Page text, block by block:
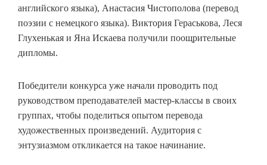
английского языка), Анастасия Чистополова (перевод
поэзии с немецкого языка). Виктория Гераськова, Леся
Глухенькая и Яна Искаева получили поощрительные
дипломы.
Победители конкурса уже начали проводить под
руководством преподавателей мастер-классы в своих
группах, чтобы поделиться опытом перевода
художественных произведений. Аудитория с
энтузиазмом откликается на такое начинание.